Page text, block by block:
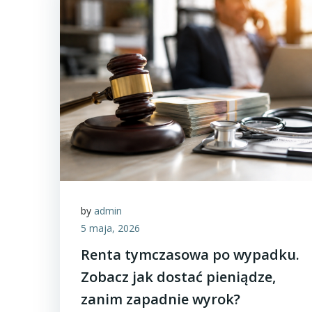
by admin
5 maja, 2026
Renta tymczasowa po wypadku.
Zobacz jak dostać pieniądze,
zanim zapadnie wyrok?